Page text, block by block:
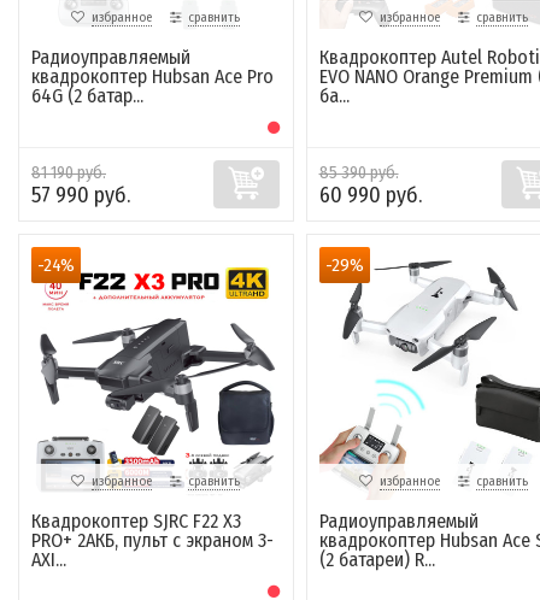
избранное сравнить
Радиоуправляемый
квадрокоптер Hubsan Ace Pro
64G (2 батар...
81 190 руб.
57 990 руб.
избранное сравнить
Квадрокоптер Autel
EVO NANO Orange Premium
ба...
85 390 руб.
60 990 руб.
-24%
избранное сравнить
Квадрокоптер SJRC F22 X3
PRO+ 2АКБ, пульт с экраном 3-
AXI...
-29%
избранное сравнить
Радиоуправляемый
квадрокоптер Hubsan Ace
(2 батареи) R...